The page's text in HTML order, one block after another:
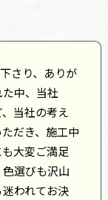
さり、ありが
中、当社
当社の考え
だき、施工中
大変ご満足
選びも沢山
われてお決